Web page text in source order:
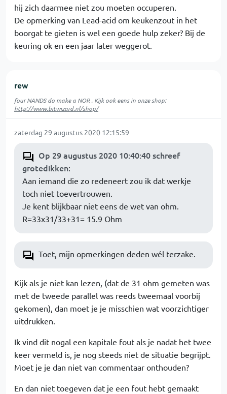
hij zich daarmee niet zou moeten occuperen.
De opmerking van Lead-acid om keukenzout in het
boorgat te gieten is wel een goede hulp zeker? Bij de
keuring ok en een jaar later weggerot.
rew
four NANDS do make a NOR . Kijk ook eens in onze shop:
http://www.bitwizard.nl/shop/
zaterdag 29 augustus 2020 12:15:59
Op 29 augustus 2020 10:40:40 schreef
grotedikken:
Aan iemand die zo redeneert zou ik dat werkje
toch niet toevertrouwen.
Je kent blijkbaar niet eens de wet van ohm.
R=33x31/33+31= 15.9 Ohm
Toet, mijn opmerkingen deden wél terzake.
Kijk als je niet kan lezen, (dat de 31 ohm gemeten was
met de tweede parallel was reeds tweemaal voorbij
gekomen), dan moet je je misschien wat voorzichtiger
uitdrukken.
Ik vind dit nogal een kapitale fout als je nadat het twee
keer vermeld is, je nog steeds niet de situatie begrijpt.
Moet je je dan niet van commentaar onthouden?
En dan niet toegeven dat je een fout hebt gemaakt